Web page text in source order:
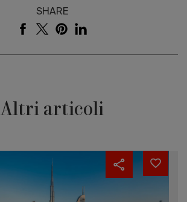
SHARE
Altri articoli